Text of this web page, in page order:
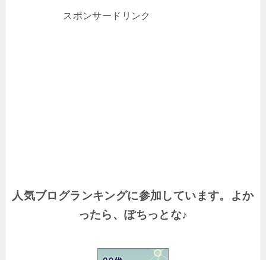
スポンサードリンク
人気ブログランキングに参加しています。よか
ったら、ぽちっとな♪